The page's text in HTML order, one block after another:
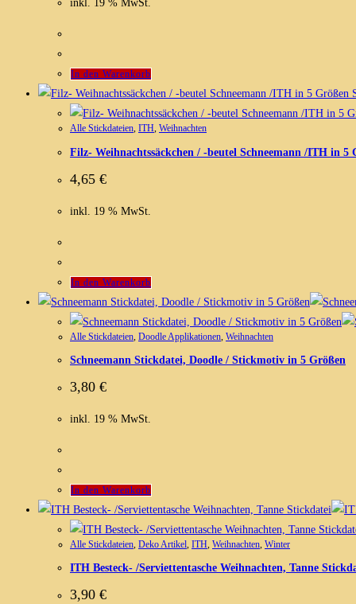
inkl. 19 % MwSt.
In den Warenkorb
Alle Stickdateien, ITH, Weihnachten
Filz- Weihnachtssäckchen / -beutel Schneemann /ITH in 5
4,65 €
inkl. 19 % MwSt.
In den Warenkorb
Alle Stickdateien Doodle Applikationen Weihnachten
Schneemann Stickdatei, Doodle / Stickmotiv in 5 Größen
3,80 €
inkl. 19 % MwSt.
In den Warenkorb
Alle Stickdateien, Deko Artikel, ITH, Weihnachten, Winter
ITH Besteck- /Serviettentasche Weihnachten, Tanne
3,90 €